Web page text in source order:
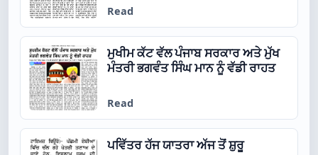
Read
ਮੁਖੀਮ ਕੱਟ ਵੱਲ ਪੰਜਾਬ ਸਰਕਾਰ ਅਤੇ ਮੁੱਖ
ਮੰਤਰੀ ਭਗਵੰਤ ਸਿੰਘ ਮਾਨ ਨੂੰ ਵੱਡੀ ਰਾਹਤ
Read
ਪਵਿੱਤਰ ਹੱਜ ਯਾਤਰਾ ਅੱਜ ਤੋਂ ਸ਼ੁਰੂ